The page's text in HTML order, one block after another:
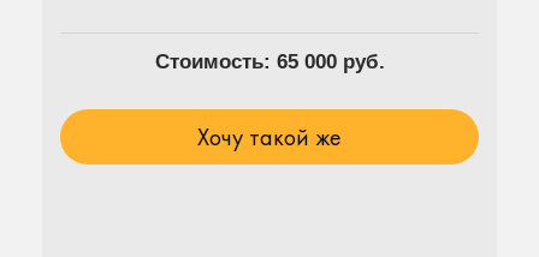
Стоимость: 65 000 руб.
Хочу такой же